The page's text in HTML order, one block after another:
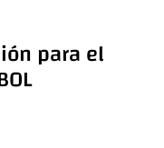
para el